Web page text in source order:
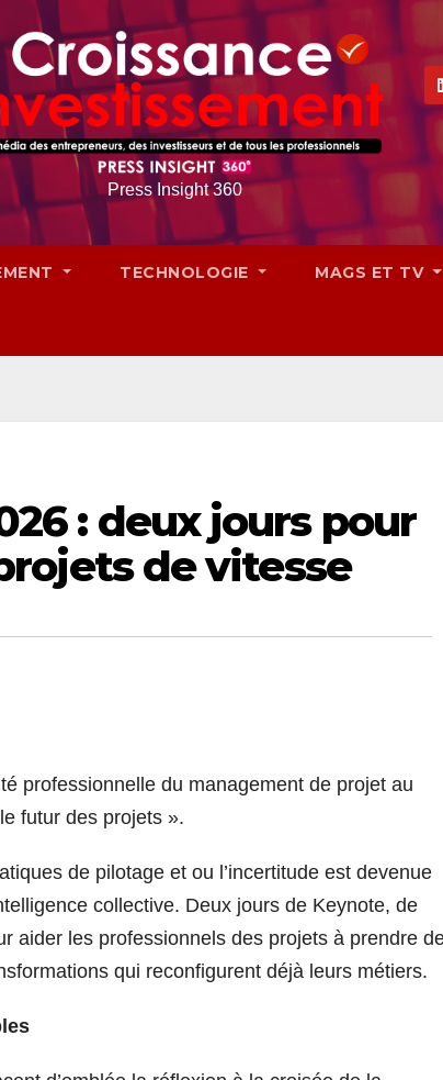
Press Insight 360
TECHNOLOGIE MAGS ET TV
: deux jours pour
de vitesse
professionnelle du management de projet au
futur des projets ».
de pilotage et ou l’incertitude est devenue
collective. Deux jours de Keynote, de
aider les professionnels des projets à prendre
qui reconfigurent déjà leurs métiers.